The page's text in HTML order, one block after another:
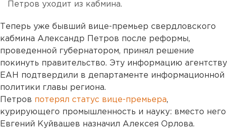
Петров уходит из кабмина.
Теперь уже бывший вице-премьер свердловского
кабмина Александр Петров после реформы,
проведенной губернатором, принял решение
покинуть правительство. Эту информацию агентству
ЕАН подтвердили в департаменте информационной
политики главы региона.
Петров потерял статус вице-премьера,
курирующего промышленность и науку: вместо него
Евгений Куйвашев назначил Алексея Орлова.